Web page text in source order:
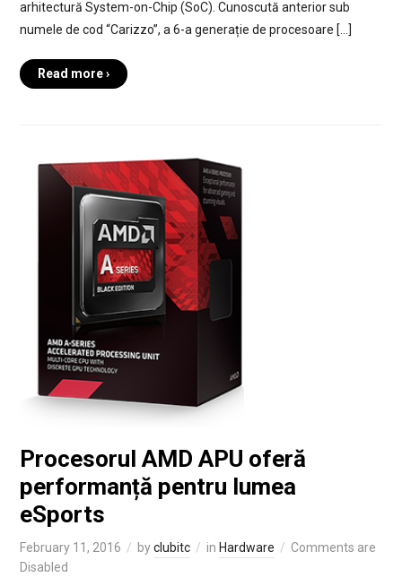
arhitectură System-on-Chip (SoC). Cunoscută anterior sub
numele de cod “Carizzo”, a 6-a generație de procesoare […]
Read more ›
Procesorul AMD APU oferă
performanță pentru lumea
eSports
February 11, 2016 byclubitc in Hardware
Comments are
Disabled